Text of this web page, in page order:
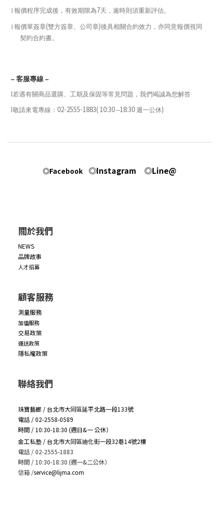
l 報價程序完成後，有效期限為7天，逾時則須重新評估。
l 報價單簽章(雙方簽章、公司章)後具相關合約效力，亦同意報價視同
契約合約書。
–客服專線–
l若遇有關商品選購、工期及保固等常見問題，我們竭誠為您解答
l敬請來電專線： 02-2555-1883( 10:30 –18:30 週一公休)
◎Facebook ◎Instagram ◎Line@
關於我們
NEWS
品牌故事
人才招募
顧客服務
測量服務
加值服務
交易政策
運送政策
隱私權政策
聯絡我們
珠寶藝廊 / 台北市大同區延平北路一段133號
電話 / 02-2558-0589
時間 / 10:30-18:30 (週日&一 公休）
金工私塾 / 台北市大同區迪化街一段32巷14號2樓
電話 / 02-2555-1883
時間 / 10:30-18:30 (週一&二公休）
信箱 /service@lijma.com